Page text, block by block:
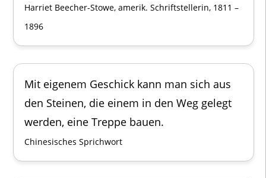
Harriet Beecher-Stowe, amerik. Schriftstellerin, 1811 –
1896
Mit eigenem Geschick kann man sich aus
den Steinen, die einem in den Weg gelegt
werden, eine Treppe bauen.
Chinesisches Sprichwort